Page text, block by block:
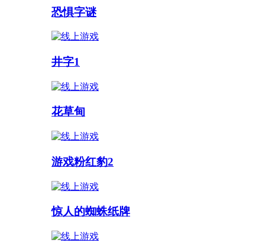
恐惧字谜
井字1
花草甸
游戏粉红豹2
惊人的蜘蛛纸牌